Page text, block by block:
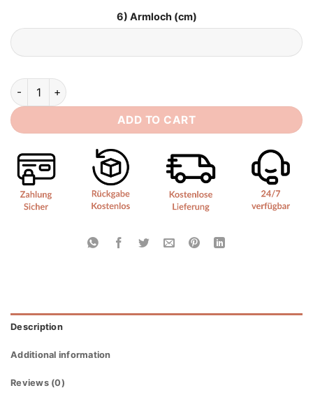
6) Armloch (cm)
Boho Brautkleid Spitze quantity
ADD TO CART
Description
Additional information
Reviews (0)